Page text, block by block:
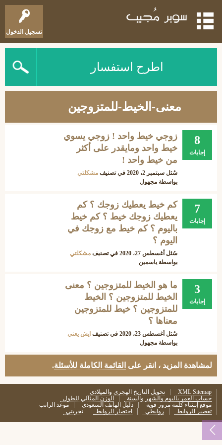
تسجيل الدخول
اطرح استفسار
معنى-الخيط-للمتزوجين
8
إجابات
زوجي خيط واحد ! زوجي يسوي
خيط واحد ومايقدر على أكثر
من خيط واحد !
سُئل سبتمبر 2، 2020 في تصنيف مشكلتي
بواسطة مجهول
7
إجابات
كم خيط يعطيك زوجك ؟ كم
يعطيك زوجك خيط ؟ كم خيط
باليوم ؟ كم خيط مع زوجك في
اليوم ؟
سُئل أغسطس 27، 2020 في تصنيف مشكلتي
بواسطة ياسمين
3
إجابات
ما هو الخيط للمتزوجين ؟ معنى
الخيط للمتزوجين ؟ الخيط
للمتزوجين ؟ خيط للمتزوجين
معناها ؟
سُئل أغسطس 23، 2020 في تصنيف ايش يعني
بواسطة مجهول
لمشاهدة المزيد ، انقر على القائمة الكاملة للأسئلة.
XML Sitemap
تحويل التاريخ الهجري والميلادي
حساب العمر باليوم والشهر والسنة
الوزن المثالي للطول
موقع إنشاء كلمة مرور قوية
دليل الهاتف السعودي
موعد الراتب
تقصير الروابط
روابطي اختصار الروابط تجربتي